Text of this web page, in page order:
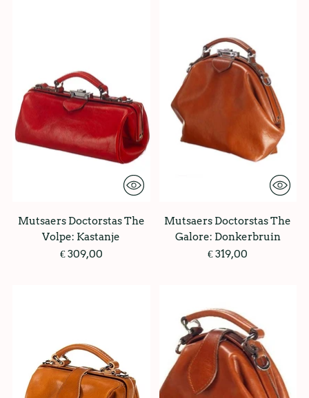
Mutsaers Doctorstas The
Volpe: Kastanje
€ 309,00
Mutsaers Doctorstas The
Galore: Donkerbruin
€ 319,00